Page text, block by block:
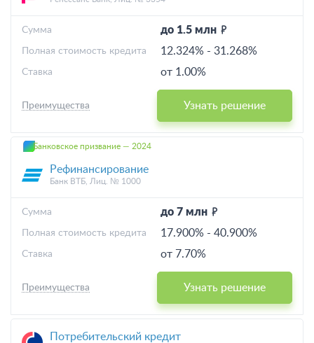
до 1.5 млн
Cумма
12.324% - 31.268%
Полная стоимость кредита
от 1.00%
Ставка
Узнать решение
Преимущества
Банковское призвание — 2024
Рефинансирование
Банк ВТБ, Лиц. № 1000
до 7 млн
Cумма
17.900% - 40.900%
Полная стоимость кредита
от 7.70%
Ставка
Узнать решение
Преимущества
Потребительский кредит